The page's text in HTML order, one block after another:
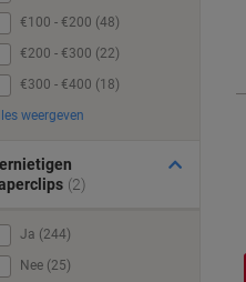
€100 - €200 (48)
€200 - €300 (22)
€300 - €400 (18)
weergeven
(2)
Ja (244)
Nee (25)